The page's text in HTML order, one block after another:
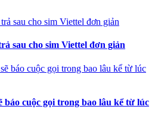
sau cho sim Viettel đơn giản
báo cuộc gọi trong bao lâu kể từ lúc